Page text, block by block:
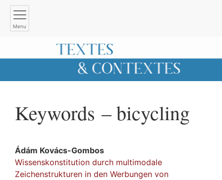
Menu
Keywords – bicycling
Ádám Kovács-Gombos
Wissenskonstitution durch multimodale
Zeichenstrukturen in den Werbungen von